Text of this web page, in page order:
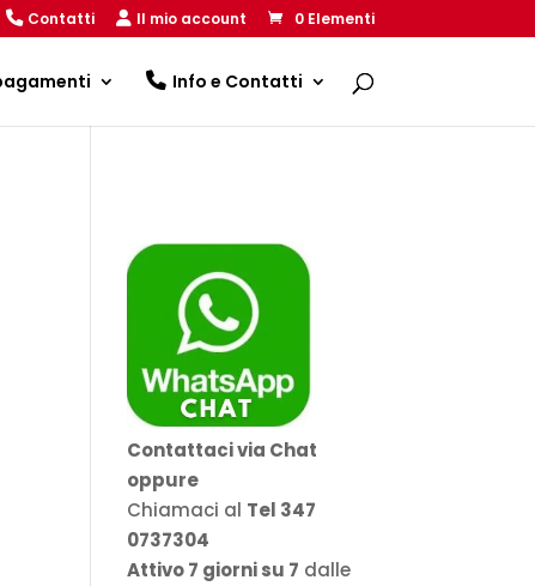
Contatti Il mio account 0 Elementi
Info e Contatti
Contattaci via Chat
oppure
Chiamaci al Tel 347
0737304
Attivo 7 giorni su 7 dalle